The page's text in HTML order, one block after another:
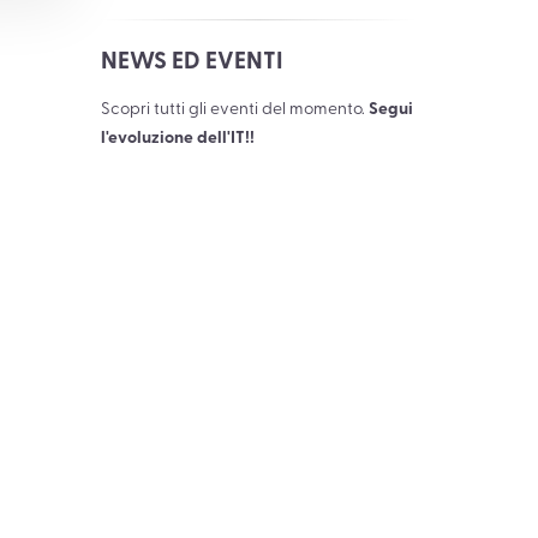
NEWS ED EVENTI
Scopri tutti gli eventi del momento. Segui
l'evoluzione dell'IT!!